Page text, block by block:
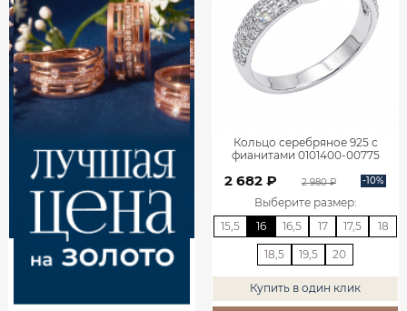
Кольцо серебряное 925 с
фианитами 0101400-00775
2 682 ₽ 2 980 ₽ -10%
Выберите размер:
15,5
16 16,5 17 17,5 18
18,5 19,5 20
Купить в один клик